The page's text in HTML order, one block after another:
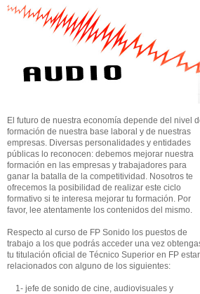
El futuro de nuestra economía depende del nivel
formación de nuestra base laboral y de nuestras
empresas. Diversas personalidades y entidades
públicas lo reconocen: debemos mejorar nuestra
formación en las empresas y trabajadores para
ganar la batalla de la competitividad. Nosotros te
ofrecemos la posibilidad de realizar este ciclo
formativo si te interesa mejorar tu formación. Por
favor, lee atentamente los contenidos del mismo.
Respecto al curso de FP Sonido los puestos de
trabajo a los que podrás acceder una vez
tu titulación oficial de Técnico Superior en FP
relacionados con alguno de los siguientes:
1- jefe de sonido de cine, audiovisuales y